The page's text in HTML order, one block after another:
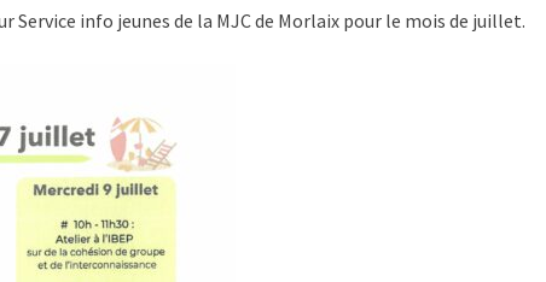
info jeunes de la MJC de Morlaix pour le mois de juillet.